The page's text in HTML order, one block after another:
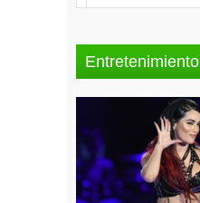
Entretenimiento